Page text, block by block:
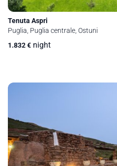
Tenuta Aspri
Puglia, Puglia centrale, Ostuni
1.832€ night